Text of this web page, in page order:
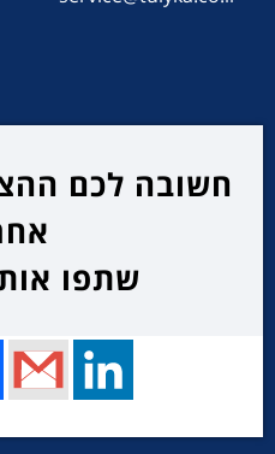
חשובה לכם
שתפו